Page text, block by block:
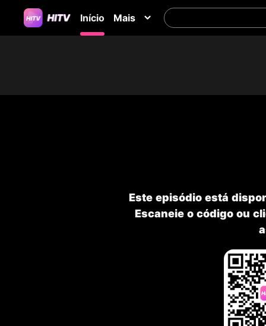
Início Mais
Este episódio está
Escaneie o código ou